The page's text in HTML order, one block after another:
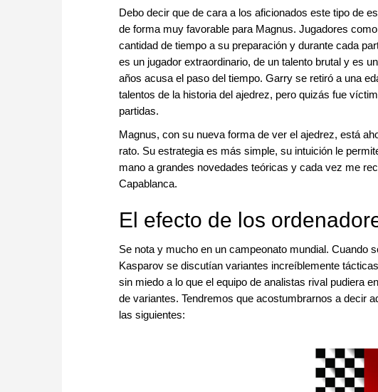
Debo decir que de cara a los aficionados este tipo de
de forma muy favorable para Magnus. Jugadores
cantidad de tiempo a su preparación y durante cada
es un jugador extraordinario, de un talento brutal y es
años acusa el paso del tiempo. Garry se retiró a una
talentos de la historia del ajedrez, pero quizás fue
partidas.
Magnus, con su nueva forma de ver el ajedrez, está
rato. Su estrategia es más simple, su intuición le
mano a grandes novedades teóricas y cada vez me
Capablanca.
El efecto de los
Se nota y mucho en un campeonato mundial.
Kasparov se discutían variantes increíblemente
sin miedo a lo que el equipo de analistas rival pudiera
de variantes. Tendremos que acostumbrarnos a decir
las siguientes: